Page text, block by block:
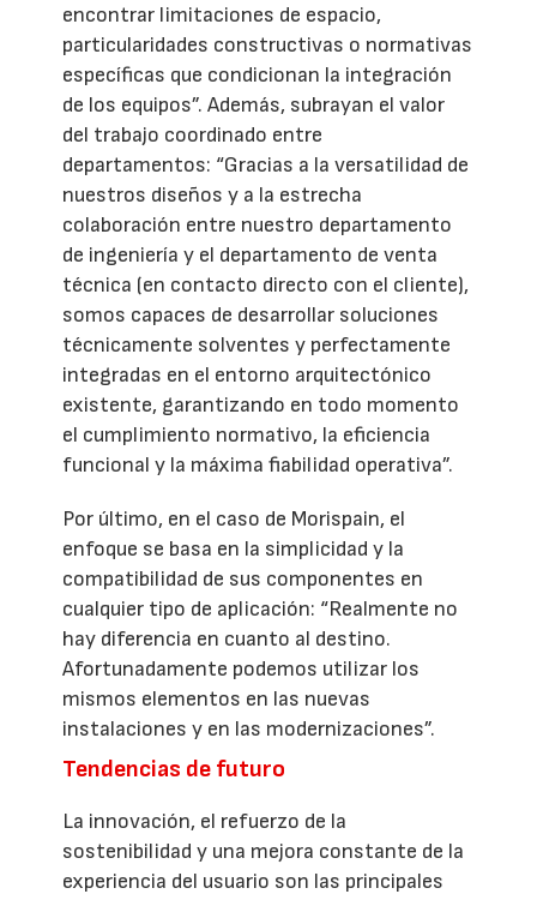
encontrar limitaciones de espacio,
particularidades constructivas o normativas
específicas que condicionan la integración
de los equipos”. Además, subrayan el valor
del trabajo coordinado entre
departamentos: “Gracias a la versatilidad de
nuestros diseños y a la estrecha
colaboración entre nuestro departamento
de ingeniería y el departamento de venta
técnica (en contacto directo con el cliente),
somos capaces de desarrollar soluciones
técnicamente solventes y perfectamente
integradas en el entorno arquitectónico
existente, garantizando en todo momento
el cumplimiento normativo, la eficiencia
funcional y la máxima fiabilidad operativa”.
Por último, en el caso de Morispain, el
enfoque se basa en la simplicidad y la
compatibilidad de sus componentes en
cualquier tipo de aplicación: “Realmente no
hay diferencia en cuanto al destino.
Afortunadamente podemos utilizar los
mismos elementos en las nuevas
instalaciones y en las modernizaciones”.
Tendencias de futuro
La innovación, el refuerzo de la
sostenibilidad y una mejora constante de la
experiencia del usuario son las principales